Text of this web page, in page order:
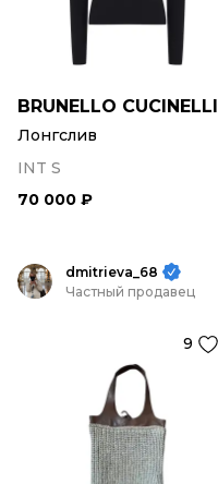
BRUNELLO CUCINELLI
Лонгслив
INT S
70 000 ₽
dmitrieva_68
Частный продавец
9